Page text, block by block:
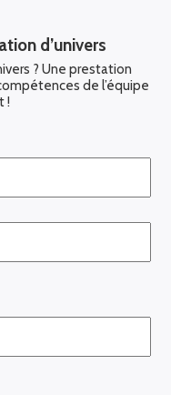
d’univers
? Une prestation
de l’équipe
!